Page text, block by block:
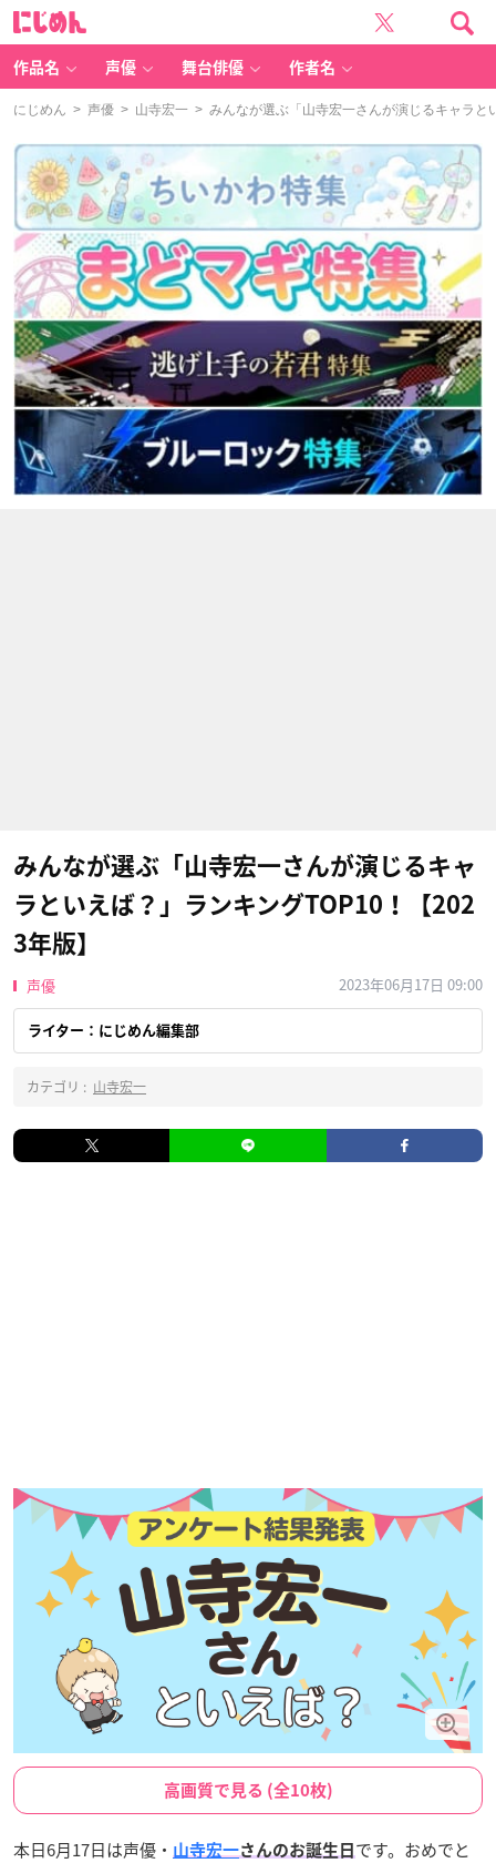
作品名 声優 舞台俳優 作者名
にじめん > 声優 > 山寺宏一 > みんなが選ぶ「山寺宏一さんが演じるキャラ
みんなが選ぶ「山寺宏一さんが演じるキャ
ラといえば？」ランキングTOP10！【202
3年版】
声優 2023年06月17日 09:00
ライター：にじめん編集部
カテゴリ : 山寺宏一
高画質で見る (全10枚)
本日6月17日は声優・ 山寺宏一さんのお誕生日 です。おめでと